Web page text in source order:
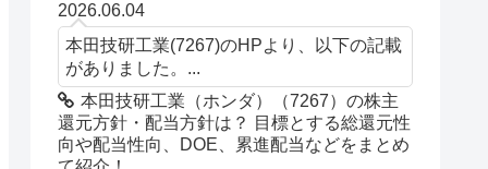
2026.06.04
本田技研工業(7267)のHPより、以下の記載
がありました。...
本田技研工業（ホンダ）（7267）の株主
還元方針・配当方針は？ 目標とする総還元性
向や配当性向、DOE、累進配当などをまとめ